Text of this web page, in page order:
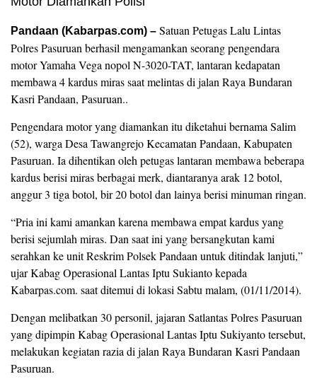
Pandaan (Kabarpas.com) – Satuan Petugas Lalu Lintas
Polres Pasuruan berhasil mengamankan seorang pengendara
motor Yamaha Vega nopol N-3020-TAT, lantaran kedapatan
membawa 4 kardus miras saat melintas di jalan Raya Bundaran
Kasri Pandaan, Pasuruan..
Pengendara motor yang diamankan itu diketahui bernama Salim
(52), warga Desa Tawangrejo Kecamatan Pandaan, Kabupaten
Pasuruan. Ia dihentikan oleh petugas lantaran membawa beberapa
kardus berisi miras berbagai merk, diantaranya arak 12 botol,
anggur 3 tiga botol, bir 20 botol dan lainya berisi minuman ringan.
“Pria ini kami amankan karena membawa empat kardus yang
berisi sejumlah miras. Dan saat ini yang bersangkutan kami
serahkan ke unit Reskrim Polsek Pandaan untuk ditindak lanjuti,”
ujar Kabag Operasional Lantas Iptu Sukianto kepada
Kabarpas.com. saat ditemui di lokasi Sabtu malam, (01/11/2014).
Dengan melibatkan 30 personil, jajaran Satlantas Polres Pasuruan
yang dipimpin Kabag Operasional Lantas Iptu Sukiyanto tersebut,
melakukan kegiatan razia di jalan Raya Bundaran Kasri Pandaan
Pasuruan.